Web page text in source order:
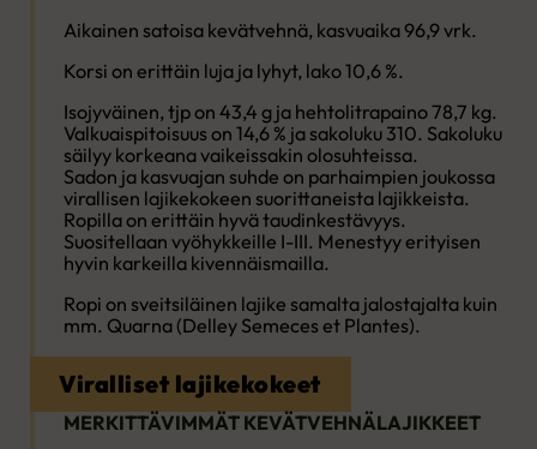
Aikainen satoisa kevätvehnä, kasvuaika 96,9 vrk.
Korsi on erittäin luja ja lyhyt, lako 10,6 %.
Isojyväinen, tjp on 43,4 g ja hehtolitrapaino 78,7 kg.
Valkuaispitoisuus on 14,6 % ja sakoluku 310. Sakoluku
säilyy korkeana vaikeissakin olosuhteissa.
Sadon ja kasvuajan suhde on parhaimpien joukossa
virallisen lajikekokeen suorittaneista lajikkeista.
Ropilla on erittäin hyvä taudinkestävyys.
Suositellaan vyöhykkeille I-III. Menestyy erityisen
hyvin karkeilla kivennäismailla.
Ropi on sveitsiläinen lajike samalta jalostajalta kuin
mm. Quarna (Delley Semeces et Plantes).
Viralliset lajikekokeet
MERKITTÄVIMMÄT KEVÄTVEHNÄLAJIKKEET